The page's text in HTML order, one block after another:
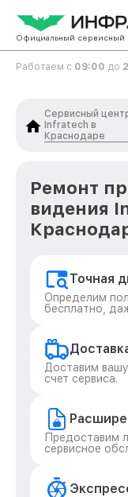
Официальный сервисный
Работаем с 09:00 до
Сервисный
Infratech в
Краснодаре
Ремонт
видения
Точная
Определим
бесплатно,
Доставим
счет сервиса.
Предоставим
сервисное